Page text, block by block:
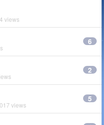
views
6
2
views
5